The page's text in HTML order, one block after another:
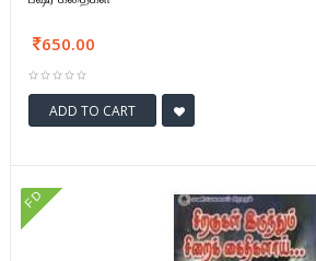
650.00
ADD TO CART
FD